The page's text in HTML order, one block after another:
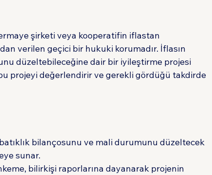
şirketi veya kooperatifin iflastan
verilen geçici bir hukuki korumadır. İflasın
düzeltebileceğine dair bir iyileştirme projesi
projeyi değerlendirir ve gerekli gördüğü takdirde
bilançosunu ve mali durumunu düzeltecek
sunar.
bilirkişi raporlarına dayanarak projenin